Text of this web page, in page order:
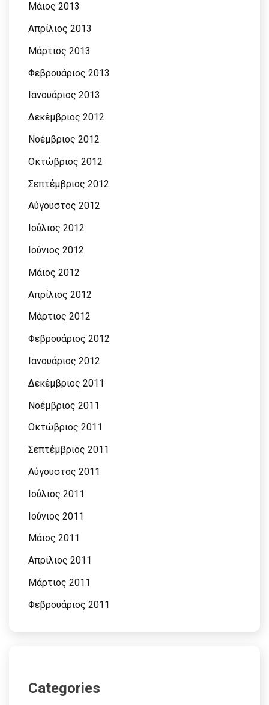
Μάιος 2013
Απρίλιος 2013
Μάρτιος 2013
Φεβρουάριος 2013
Ιανουάριος 2013
Δεκέμβριος 2012
Νοέμβριος 2012
Οκτώβριος 2012
Σεπτέμβριος 2012
Αύγουστος 2012
Ιούλιος 2012
Ιούνιος 2012
Μάιος 2012
Απρίλιος 2012
Μάρτιος 2012
Φεβρουάριος 2012
Ιανουάριος 2012
Δεκέμβριος 2011
Νοέμβριος 2011
Οκτώβριος 2011
Σεπτέμβριος 2011
Αύγουστος 2011
Ιούλιος 2011
Ιούνιος 2011
Μάιος 2011
Απρίλιος 2011
Μάρτιος 2011
Φεβρουάριος 2011
Categories